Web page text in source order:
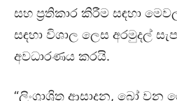
සහ ප්‍රතිකාර කිරීම සඳහා
සඳහා විශාල ලෙස අරමුදල්
අවධාරණය කරයි.
“ලිංග්‍රාශ්‍රිත ආසාදන, බෝ